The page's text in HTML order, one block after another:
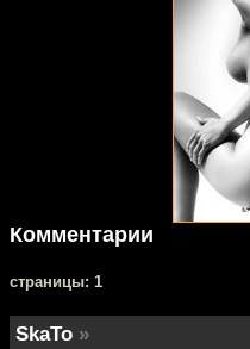
Комментарии
cтраницы: 1
SkaTo »